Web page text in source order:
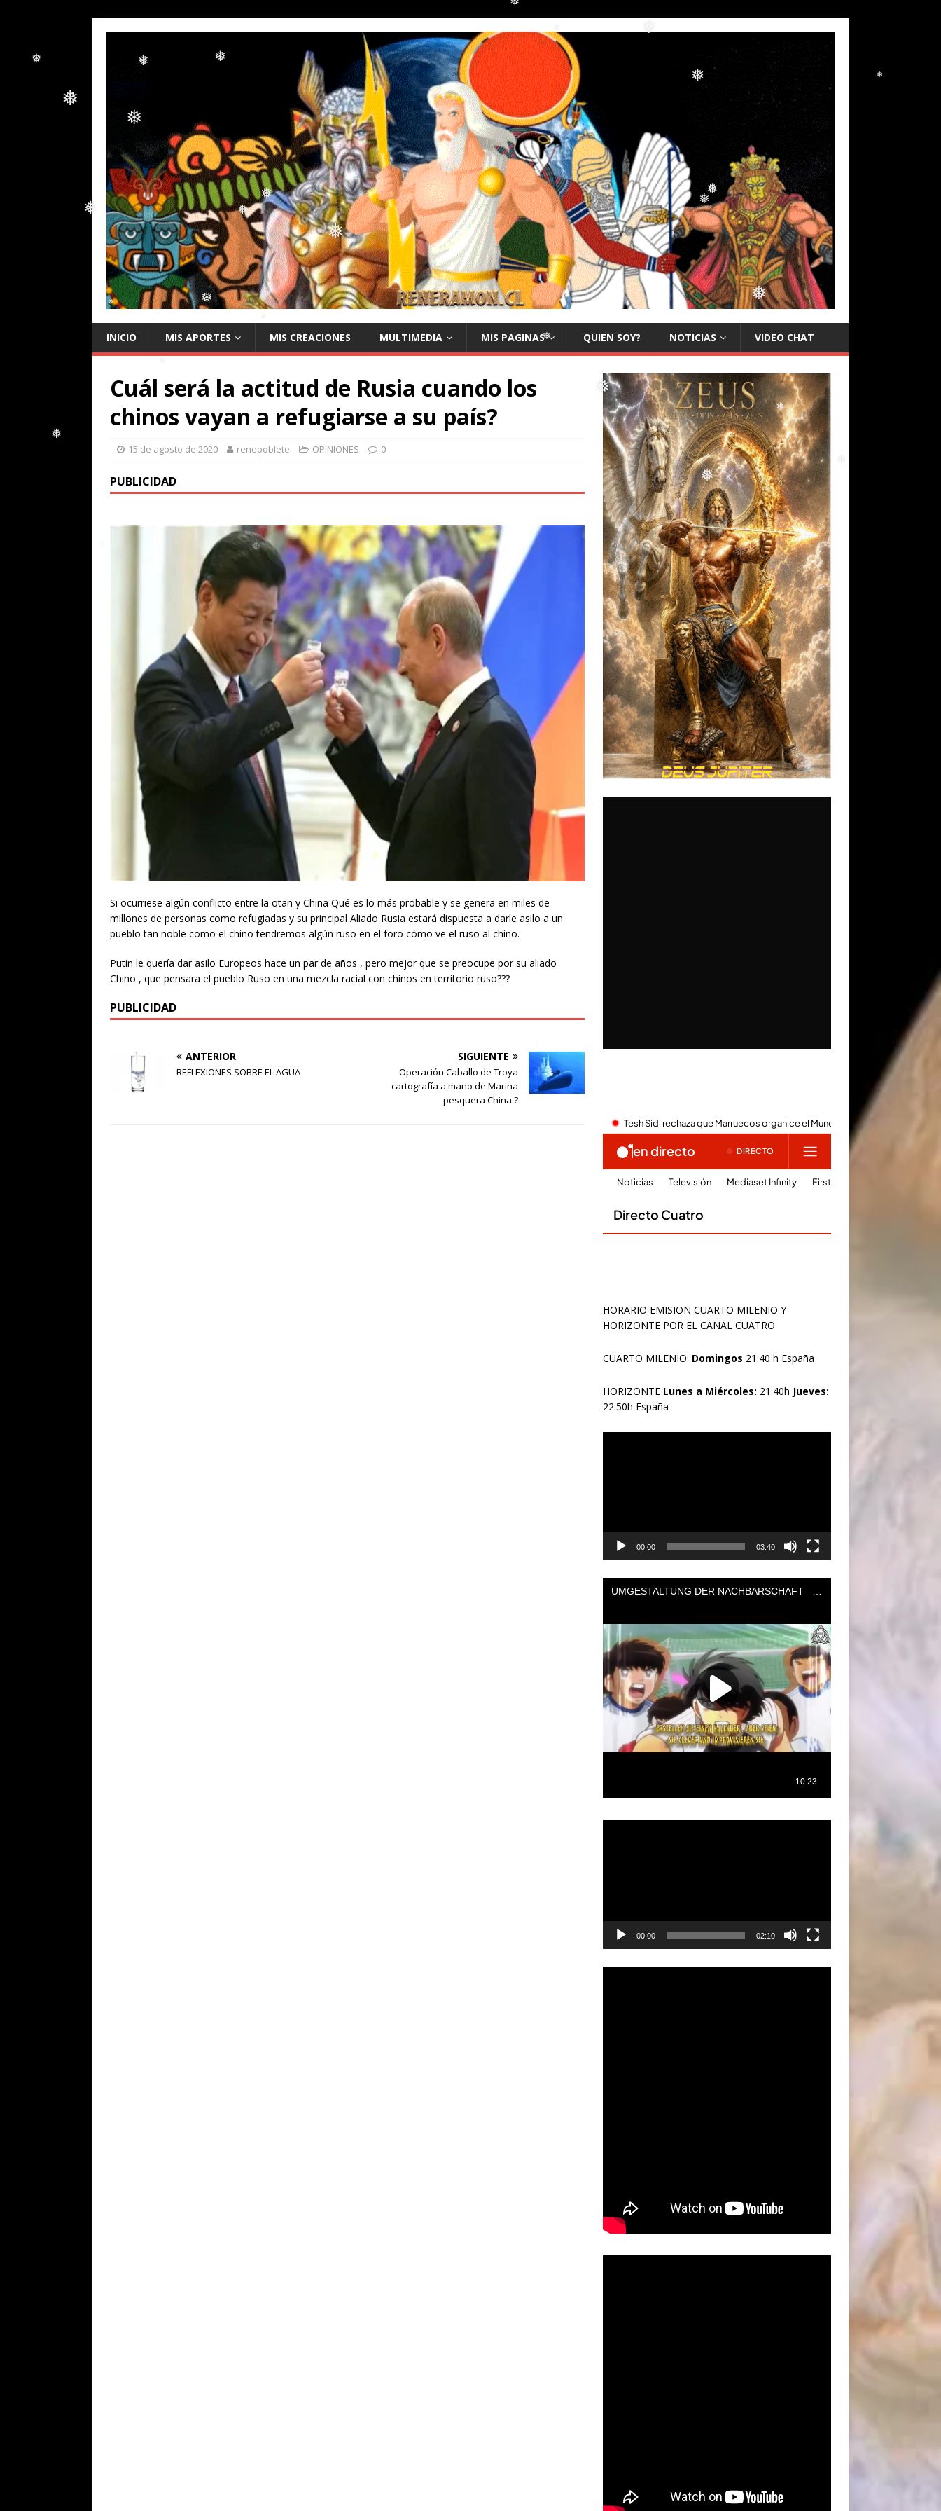
❅
❅
❅
❅
❅
❅
❅
❅
❅
❅
❅
❅
❅
❅
❅
INICIO MIS APORTES MIS CREACIONES MULTIMEDIA MIS PAGINAS QUIEN SOY? NOTICIAS VIDEO CHAT
Cuál será la actitud de Rusia cuando los
chinos vayan a refugiarse a su país?
15 de agosto de 2020 renepoblete OPINIONES 0
PUBLICIDAD
Si ocurriese algún conflicto entre la otan y China Qué es lo más probable y se genera en miles de
millones de personas como refugiadas y su principal Aliado Rusia estará dispuesta a darle asilo a un
pueblo tan noble como el chino tendremos algún ruso en el foro cómo ve el ruso al chino.
Putin le quería dar asilo Europeos hace un par de años , pero mejor que se preocupe por su aliado
Chino , que pensara el pueblo Ruso en una mezcla racial con chinos en territorio ruso???
PUBLICIDAD
ANTERIOR
REFLEXIONES SOBRE EL AGUA
SIGUIENTE
Operación Caballo de Troya
cartografía a mano de Marina
pesquera China ?
HORARIO EMISION CUARTO MILENIO Y
HORIZONTE POR EL CANAL CUATRO
CUARTO MILENIO: Domingos 21:40 h España
HORIZONTE Lunes a Miércoles: 21:40h Jueves:
22:50h España
00:00 03:40
00:00 02:10